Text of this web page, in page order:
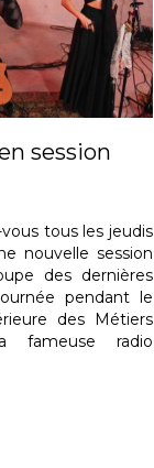
session
tous les jeudis
nouvelle session
des dernières
pendant le
des Métiers
fameuse radio